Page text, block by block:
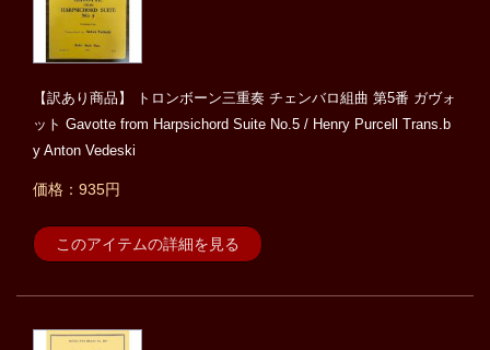
【訳あり商品】 トロンボーン三重奏 チェンバロ組曲 第5番 ガヴォ
ット Gavotte from Harpsichord Suite No.5 / Henry Purcell Trans.b
y Anton Vedeski
価格：935円
このアイテムの詳細を見る